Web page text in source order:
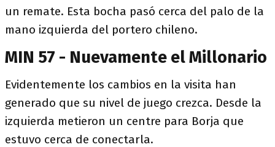
un remate. Esta bocha pasó cerca del palo de la
mano izquierda del portero chileno.
MIN 57 - Nuevamente el Millonario
Evidentemente los cambios en la visita han
generado que su nivel de juego crezca. Desde la
izquierda metieron un centre para Borja que
estuvo cerca de conectarla.